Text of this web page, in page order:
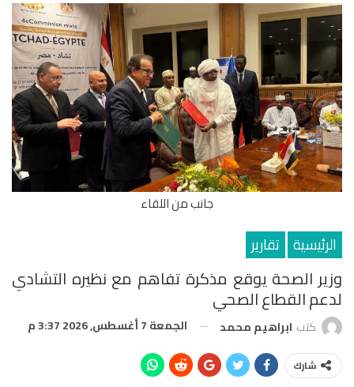
جانب من اللقاء
الرئيسية تقارير
وزير الصحة يوقع مذكرة تفاهم مع نظيره التشادي
لدعم القطاع الصحي
كتب ابراهيم محمد الجمعة 7 أغسطس, 2026 3:37 م
شارك